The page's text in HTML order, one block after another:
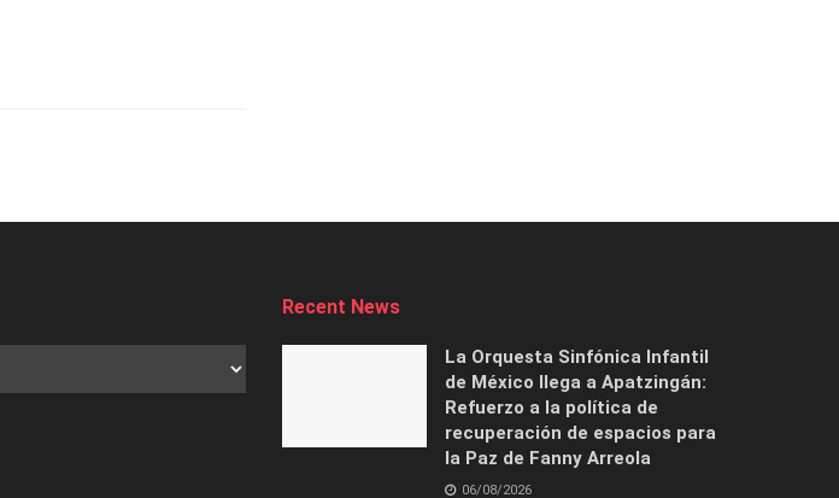
Recent News
La Orquesta Sinfónica Infantil
de México llega a Apatzingán:
Refuerzo a la política de
recuperación de espacios para
la Paz de Fanny Arreola
06/08/2026